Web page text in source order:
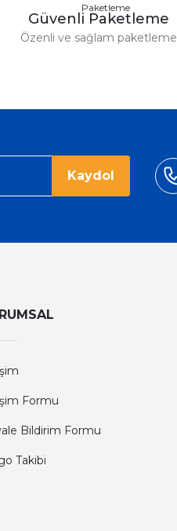
Güvenli Paketleme
Özenli ve sağlam paketleme
Kaydol
Formu
Bildirim Formu
Takibi